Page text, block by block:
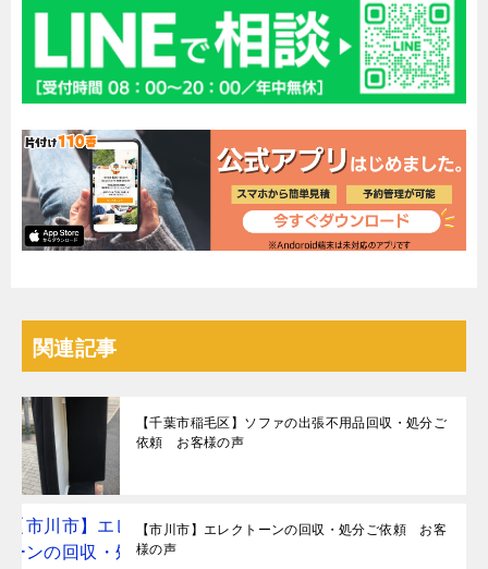
関連記事
【千葉市稲毛区】ソファの出張不用品回収・処分ご
依頼 お客様の声
【市川市】エレクトーンの回収・処分ご依頼 お客
様の声